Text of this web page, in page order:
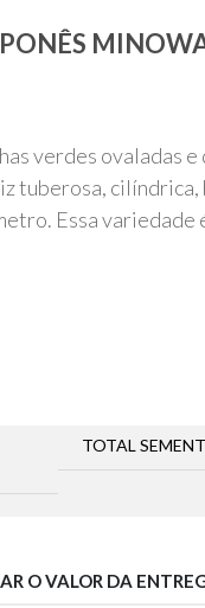
verdes ovaladas
tuberosa, cilíndrica,
Essa variedade
O VALOR DA
TOTAL